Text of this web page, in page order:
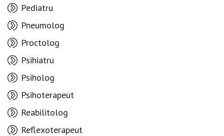
Pediatru
Pneumolog
Proctolog
Psihiatru
Psiholog
Psihoterapeut
Reabilitolog
Reflexoterapeut